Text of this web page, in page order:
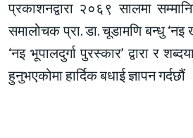
प्रकाशनद्वारा २०६९ सालमा
समालोचक प्रा. डा. चूडामणि बन्धु ‘नइ
‘नइ भूपालदुर्गा पुरस्कार’ द्वारा र
हुनुभएकोमा हार्दिक बधाई ज्ञापन गर्दछौं